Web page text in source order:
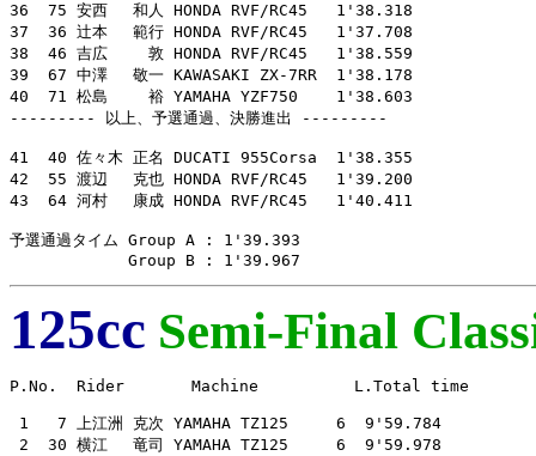
36  75 安西　 和人 HONDA RVF/RC45   1'38.318
37  36 辻本　 範行 HONDA RVF/RC45   1'37.708
38  46 吉広　　 敦 HONDA RVF/RC45   1'38.559
39  67 中澤　 敬一 KAWASAKI ZX-7RR  1'38.178
40  71 松島　　 裕 YAMAHA YZF750    1'38.603
--------- 以上、予選通過、決勝進出 ---------
41  40 佐々木 正名 DUCATI 955Corsa  1'38.355
42  55 渡辺　 克也 HONDA RVF/RC45   1'39.200
43  64 河村　 康成 HONDA RVF/RC45   1'40.411
予選通過タイム Group A : 1'39.393
Group B : 1'39.967
125cc Semi-Final
P.No.  Rider       Machine          L.Total time
1   7 上江洲 克次 YAMAHA TZ125     6  9'59.784
2  30 横江　 竜司 YAMAHA TZ125     6  9'59.978